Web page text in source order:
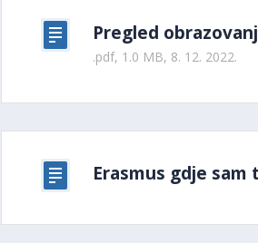
Pregled
.pdf, 1.0 MB, 8. 12. 2022.
Erasmus gdje sam